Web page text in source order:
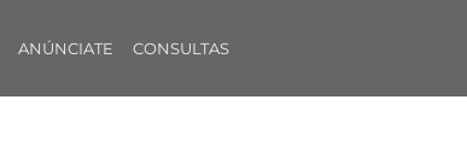
ANÚNCIATE CONSULTAS